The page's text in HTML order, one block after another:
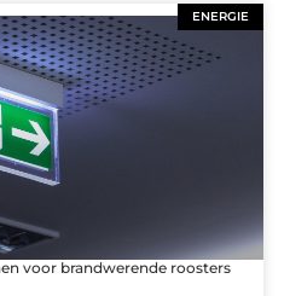
ENERGIE
voor brandwerende roosters